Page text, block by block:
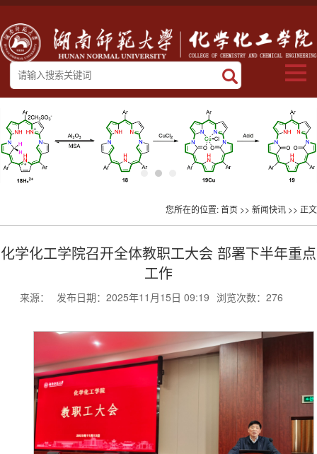
您所在的位置:首页 >> 新闻快讯 >> 正文
化学化工学院召开全体教职工大会 部署下半年重点
工作
来源： 发布日期：2025年11月15日 09:19 浏览次数： 276